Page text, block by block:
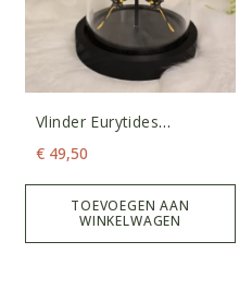
Vlinder Eurytides
€ 49,50
TOEVOEGEN AAN
WINKELWAGEN